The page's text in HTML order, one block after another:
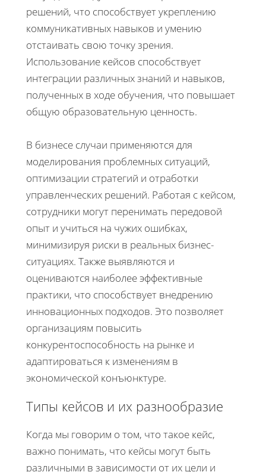
решений, что способствует укреплению
коммуникативных навыков и умению
отстаивать свою точку зрения.
Использование кейсов способствует
интеграции различных знаний и навыков,
полученных в ходе обучения, что повышает
общую образовательную ценность.
В бизнесе случаи применяются для
моделирования проблемных ситуаций,
оптимизации стратегий и отработки
управленческих решений. Работая с кейсом,
сотрудники могут перенимать передовой
опыт и учиться на чужих ошибках,
минимизируя риски в реальных бизнес-
ситуациях. Также выявляются и
оцениваются наиболее эффективные
практики, что способствует внедрению
инновационных подходов. Это позволяет
организациям повысить
конкурентоспособность на рынке и
адаптироваться к изменениям в
экономической конъюнктуре.
Типы кейсов и их разнообразие
Когда мы говорим о том, что такое кейс,
важно понимать, что кейсы могут быть
различными в зависимости от их цели и